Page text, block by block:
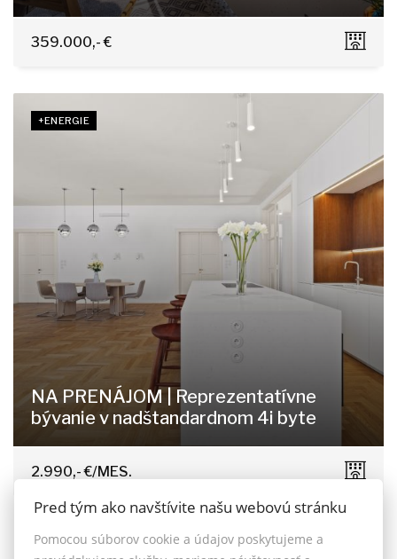
Jégeho, Bratislava - Nivy
359.000,- €
+ENERGIE
NA PRENÁJOM | Reprezentatívne
bývanie v nadštandardnom 4i byte
Gröslingova, Bratislava - Staré Mesto
2.990,- €/MES.
Pred tým ako navštívite našu webovú stránku
Pomocou súborov cookie a údajov poskytujeme a